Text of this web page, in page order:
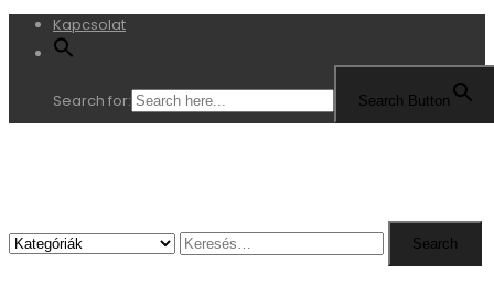
Kapcsolat
Search for: Search Button
Search
for:
Search